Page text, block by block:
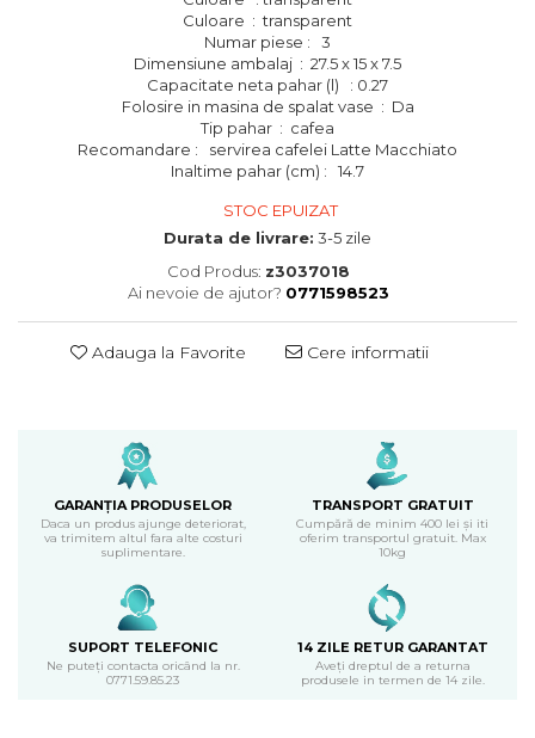
Culoare : transparent
Numar piese : 3
Dimensiune ambalaj : 27.5 x 15 x 7.5
Capacitate neta pahar (l) : 0.27
Folosire in masina de spalat vase : Da
Tip pahar : cafea
Recomandare : servirea cafelei Latte Macchiato
Inaltime pahar (cm) : 14.7
STOC EPUIZAT
Durata de livrare: 3-5 zile
Cod Produs: z3037018
Ai nevoie de ajutor? 0771598523
Adauga la Favorite Cere informatii
GARANȚIA PRODUSELOR
Daca un produs ajunge deteriorat,
va trimitem altul fara alte costuri
suplimentare.
TRANSPORT GRATUIT
Cumpără de minim 400 lei și iti
oferim transportul gratuit. Max
10kg
SUPORT TELEFONIC
Ne puteți contacta oricând la nr.
0771.59.85.23
14 ZILE RETUR GARANTAT
Aveți dreptul de a returna
produsele in termen de 14 zile.